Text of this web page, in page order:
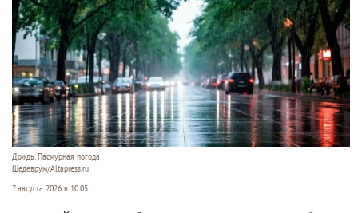
Дождь. Пасмурная погода
Шедеврум/Altapress.ru
7 августа 2026 в 10:05